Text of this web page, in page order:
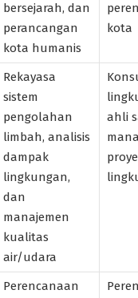
bersejarah, dan
perancangan
kota humanis
kota
Rekayasa
sistem
pengolahan
limbah, analisis
dampak
lingkungan,
dan
manajemen
kualitas
air/udara
ahli
Perencanaan